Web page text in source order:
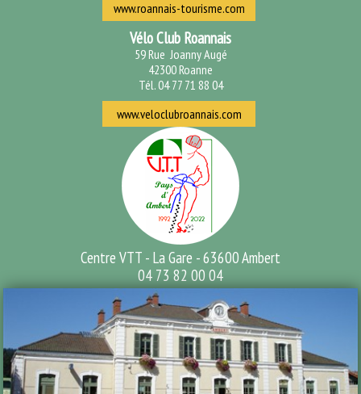
www.roannais-tourisme.com
Vélo Club Roannais
59 Rue Joanny Augé
42300 Roanne
Tél. 04 77 71 88 04
www.veloclubroannais.com
Centre VTT - La Gare - 63600 Ambert
04 73 82 00 04